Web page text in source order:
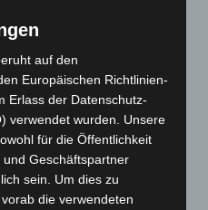
der Begegnung“ in
schnell eingedämmt
21 neue
starten beim Roten
auf den
Europäischen Richtlinien-
Erlass der Datenschutz-
verwendet wurden. Unsere
für die Öffentlichkeit
Geschäftspartner
sein. Um dies zu
die verwendeten